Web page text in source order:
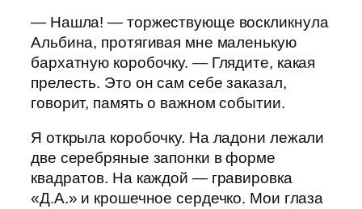
— Нашла! — торжествующе воскликнула
Альбина, протягивая мне маленькую
бархатную коробочку. — Глядите, какая
прелесть. Это он сам себе заказал,
говорит, память о важном событии.
Я открыла коробочку. На ладони лежали
две серебряные запонки в форме
квадратов. На каждой — гравировка
«Д.А.» и крошечное сердечко. Мои глаза